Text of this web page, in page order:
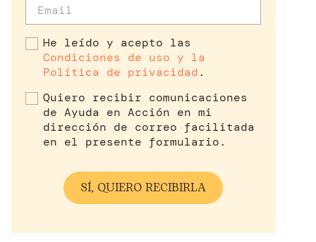
He leído y acepto las
Condiciones de uso y la
Política de privacidad.
Quiero recibir comunicaciones
de Ayuda en Acción en mi
dirección de correo facilitada
en el presente formulario.